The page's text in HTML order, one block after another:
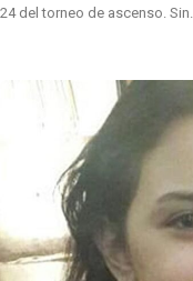
24 del torneo de ascenso. Sin…